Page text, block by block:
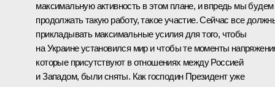
максимальную активность в этом плане, и впредь мы будем
продолжать такую работу, такое участие. Сейчас все
прикладывать максимальные усилия для того, чтобы
на Украине установился мир и чтобы те моменты
которые присутствуют в отношениях между Россией
и Западом, были сняты. Как господин Президент уже